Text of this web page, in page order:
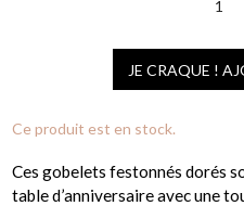
JE CRAQUE !
Ce produit est en stock.
Ces gobelets festonnés dorés
table d’anniversaire avec une